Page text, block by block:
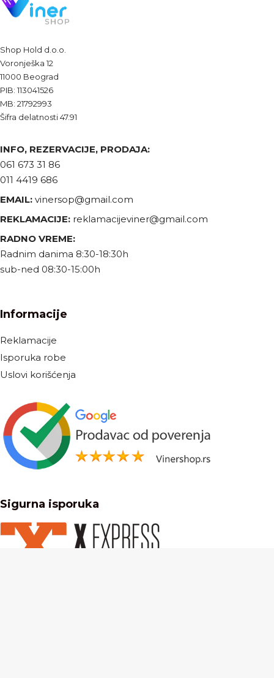
Shop Hold d.o.o.
Voronješka 12
11000 Beograd
PIB: 113041526
MB: 21792993
Šifra delatnosti 47.91
INFO, REZERVACIJE, PRODAJA:
061 673 31 86
011 4419 686
EMAIL: vinersop@gmail.com
REKLAMACIJE: reklamacijeviner@gmail.com
RADNO VREME:
Radnim danima 8:30-18:30h
sub-ned 08:30-15:00h
Informacije
Reklamacije
Isporuka robe
Uslovi korišćenja
Sigurna isporuka